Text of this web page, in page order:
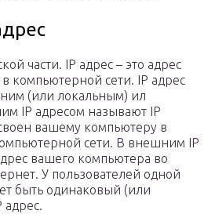
части. IP адрес – это адрес
компьютерной сети. IP адрес
(или локальным) ил
IP адресом называют IP
вашему компьютеру в
сети. В внешним IP
вашего компьютера во
У пользователей одной
быть одинаковый (или